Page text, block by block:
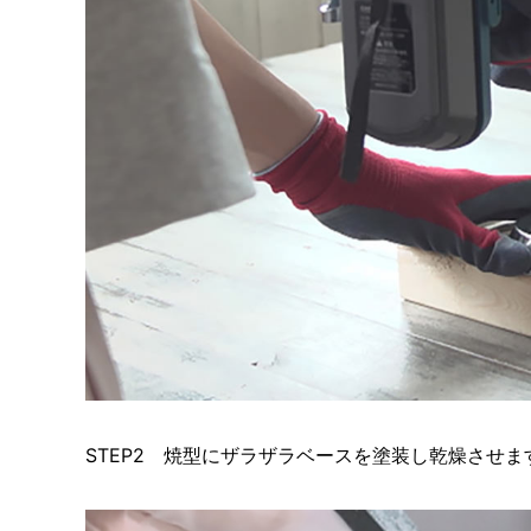
STEP2 焼型にザラザラベースを塗装し乾燥させま